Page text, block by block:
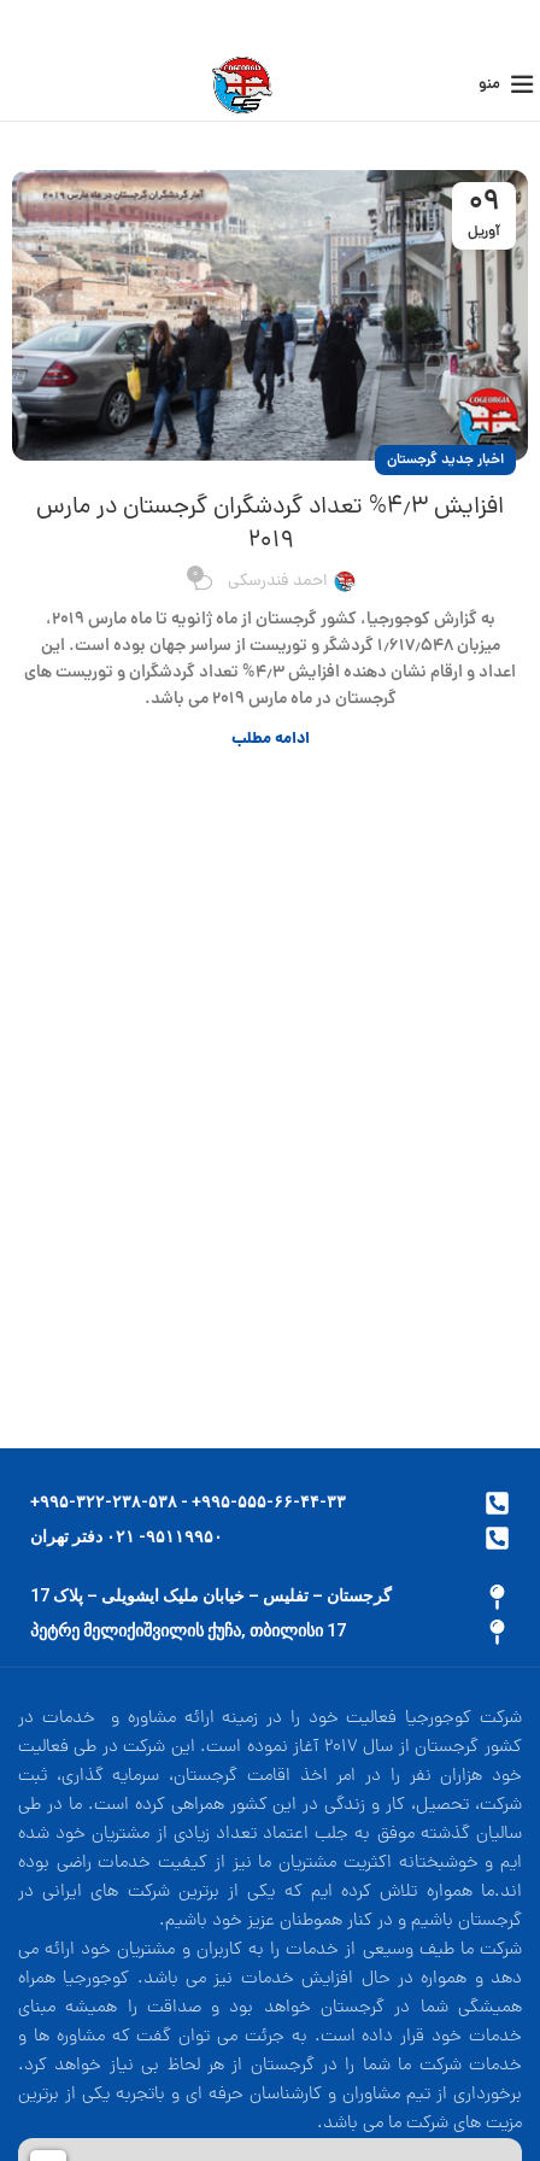
منو
09
آوریل
اخبار جدید گرجستان
افزایش ۴٫۳% تعداد گردشگران گرجستان در مارس
۲۰۱۹
احمد فندرسکی 0
به گزارش کوجورجیا، کشور گرجستان از ماه ژانویه تا ماه مارس ۲۰۱۹،
میزبان ۱٫۶۱۷٫۵۴۸ گردشگر و توریست از سراسر جهان بوده است. این
اعداد و ارقام نشان دهنده افزایش ۴٫۳% تعداد گردشگران و توریست های
گرجستان در ماه مارس ۲۰۱۹ می باشد.
ادامه مطلب
۹۹۵-۵۵۵-۶۶-۴۴-۳۳+ - ۹۹۵-۳۲۲-۲۳۸-۵۳۸+
۹۵۱۱۹۹۵۰- ۰۲۱ دفتر تهران
گرجستان – تفلیس – خیابان ملیک ایشویلی – پلاک 17
17 პეტრე მელიქიშვილის ქუჩა, თბილისი
شرکت کوجورجیا فعالیت خود را در زمینه ارائه مشاوره و خدمات در
کشور گرجستان از سال 2017 آغاز نموده است. این شرکت در طی فعالیت
خود هزاران نفر را در امر اخذ اقامت گرجستان، سرمایه گذاری، ثبت
شرکت، تحصیل، کار و زندگی در این کشور همراهی کرده است. ما در طی
سالیان گذشته موفق به جلب اعتماد تعداد زیادی از مشتریان خود شده
ایم و خوشبختانه اکثریت مشتریان ما نیز از کیفیت خدمات راضی بوده
اند.ما همواره تلاش کرده ایم که یکی از برترین شرکت های ایرانی در
گرجستان باشیم و در کنار هموطنان عزیز خود باشیم.
شرکت ما طیف وسیعی از خدمات را به کاربران و مشتریان خود ارائه می
دهد و همواره در حال افزایش خدمات نیز می باشد. کوجورجیا همراه
همیشگی شما در گرجستان خواهد بود و صداقت را همیشه مبنای
خدمات خود قرار داده است. به جرئت می توان گفت که مشاوره ها و
خدمات شرکت ما شما را در گرجستان از هر لحاظ بی نیاز خواهد کرد.
برخورداری از تیم مشاوران و کارشناسان حرفه ای و باتجربه یکی از برترین
مزیت های شرکت ما می باشد.